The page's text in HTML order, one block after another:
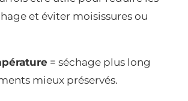
et éviter moisissures ou
= séchage plus long
mieux préservés.